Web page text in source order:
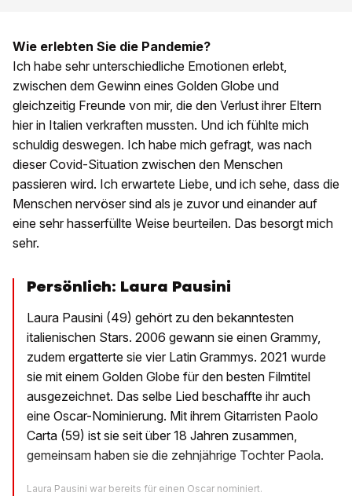
Wie erlebten Sie die Pandemie?
Ich habe sehr unterschiedliche Emotionen erlebt,
zwischen dem Gewinn eines Golden Globe und
gleichzeitig Freunde von mir, die den Verlust ihrer Eltern
hier in Italien verkraften mussten. Und ich fühlte mich
schuldig deswegen. Ich habe mich gefragt, was nach
dieser Covid-Situation zwischen den Menschen
passieren wird. Ich erwartete Liebe, und ich sehe, dass die
Menschen nervöser sind als je zuvor und einander auf
eine sehr hasserfüllte Weise beurteilen. Das besorgt mich
sehr.
Persönlich: Laura Pausini
Laura Pausini (49) gehört zu den bekanntesten
italienischen Stars. 2006 gewann sie einen Grammy,
zudem ergatterte sie vier Latin Grammys. 2021 wurde
sie mit einem Golden Globe für den besten Filmtitel
ausgezeichnet. Das selbe Lied beschaffte ihr auch
eine Oscar-Nominierung. Mit ihrem Gitarristen Paolo
Carta (59) ist sie seit über 18 Jahren zusammen,
gemeinsam haben sie die zehnjährige Tochter Paola.
Laura Pausini war bereits für einen Oscar nominiert.